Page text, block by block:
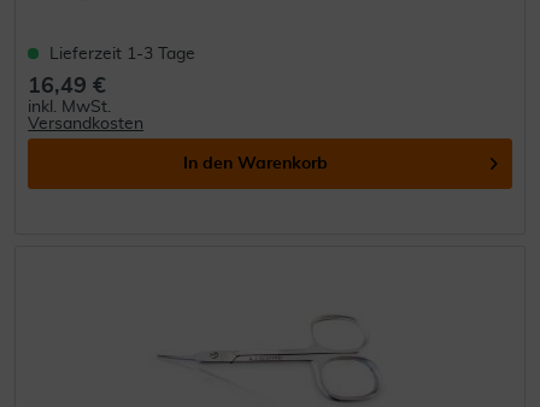
Lieferzeit 1-3 Tage
16,49 €
inkl. MwSt.
Versandkosten
In den Warenkorb